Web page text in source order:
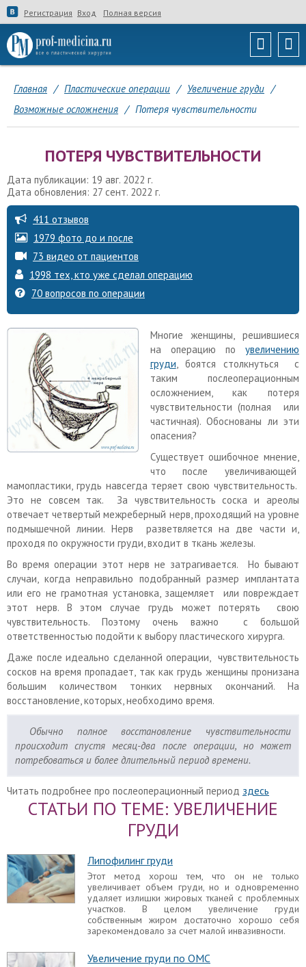
Регистрация Вход Полная версия
Главная / Пластические операции / Увеличение груди /
Возможные осложнения / Потеря чувствительности
ПОТЕРЯ ЧУВСТВИТЕЛЬНОСТИ
Дата публикации: 19 авг. 2022 г.
Дата обновления: 27 сент. 2022 г.
411 отзывов
1979 фото до и после
73 видео от пациентов
1998 тех, кто уже сделал операцию
70 вопросов по операции
Многие женщины, решившиеся
на операцию по увеличению
груди , боятся столкнуться с
таким послеоперационным
осложнением, как потеря
чувствительности (полная или
частичная). Обоснованы ли эти
опасения?
Существует ошибочное мнение,
что после увеличивающей
мамопластики, грудь навсегда теряет свою чувствительность.
Это не совсем так. За чувствительность соска и ареолы
отвечает четвертый межреберный нерв, проходящий на уровне
подмышечной линии. Нерв разветвляется на две части и,
проходя по окружности груди, входит в ткань железы.
Во время операции этот нерв не затрагивается. Но бывают
случаи, когда неправильно подобранный размер имплантата
или его не грамотная установка, защемляет или повреждает
этот нерв. В этом случае грудь может потерять свою
чувствительность. Поэтому очень важно с большой
ответственностью подойти к выбору пластического хирурга.
Даже после идеально сделанной операции, чувствительность
сосков на время пропадает, так как грудь женщины пронизана
большим количеством тонких нервных окончаний. На
восстановление, которых, необходимо время.
Обычно полное восстановление чувствительности
происходит спустя месяц-два после операции, но может
потребоваться и более длительный период времени.
Читать подробнее про послеоперационный период здесь
СТАТЬИ ПО ТЕМЕ: УВЕЛИЧЕНИЕ
ГРУДИ
Липофилинг груди
Этот метод хорош тем, что он не только
увеличивает объем груди, но и одновременно
удаляет излишки жировых тканей с проблемных
участков. В целом увеличение груди
собственным жиром достаточно хорошо себя
зарекомендовало за счет малой инвазивности.
Увеличение груди по ОМС